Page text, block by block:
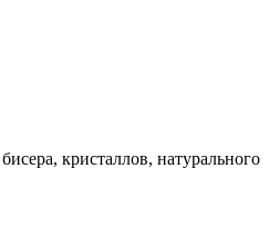
кристаллов, натурального